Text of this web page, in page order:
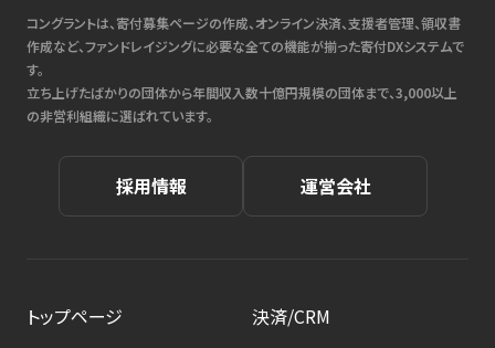
コングラントは、寄付募集ページの作成、オンライン決済、支援者管理、領収書
作成など、ファンドレイジングに必要な全ての機能が揃った寄付DXシステムで
す。
立ち上げたばかりの団体から年間収入数十億円規模の団体まで、3,000以上
の非営利組織に選ばれています。
採用情報 運営会社
トップページ
決済/CRM